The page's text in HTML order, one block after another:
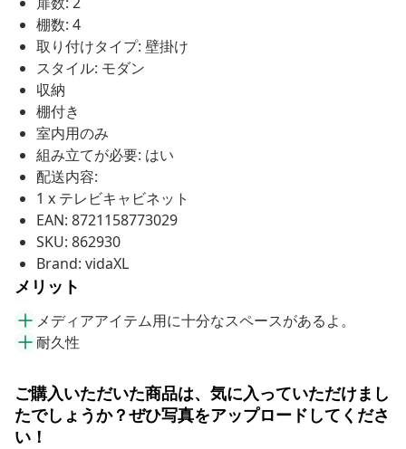
棚数: 4
取り付けタイプ: 壁掛け
スタイル: モダン
収納
棚付き
室内用のみ
組み立てが必要: はい
配送内容:
1 x テレビキャビネット
EAN: 8721158773029
SKU: 862930
Brand: vidaXL
メリット
メディアアイテム用に十分なスペースがあるよ。
耐久性
ご購入いただいた商品は、気に入っていただけまし
たでしょうか？ぜひ写真をアップロードしてくださ
い！